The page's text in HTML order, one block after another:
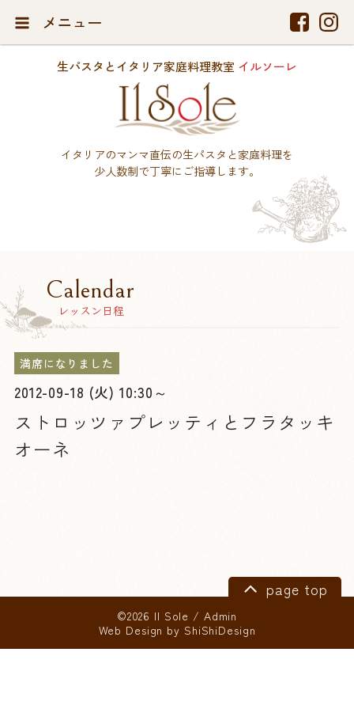
メニュー
生パスタとイタリア家庭料理教室 イルソーレ
イタリアのマンマ直伝の生パスタと家庭料理を
少人数制で丁寧にご指導します。
Calendar
レッスン日程
満席になりました
2012-09-18 (火) 10:30～
ストロッツァプレッティとフラタッキ
オーネ
page top
©2026 Il Sole / Admin
Web Design by ShiShiDesign